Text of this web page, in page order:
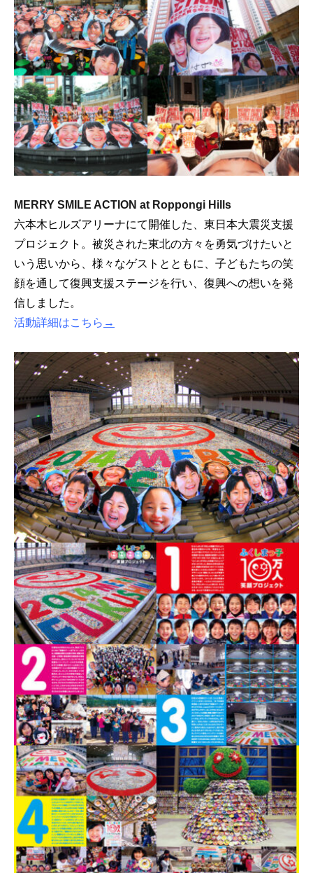
MERRY SMILE ACTION at Roppongi Hills
六本木ヒルズアリーナにて開催した、東日本大震災支援
プロジェクト。被災された東北の方々を勇気づけたいと
いう思いから、様々なゲストとともに、子どもたちの笑
顔を通して復興支援ステージを行い、復興への想いを発
信しました。
活動詳細はこちら →